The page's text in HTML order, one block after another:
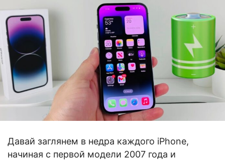
Давай заглянем в недра каждого iPhone,
начиная с первой модели 2007 года и